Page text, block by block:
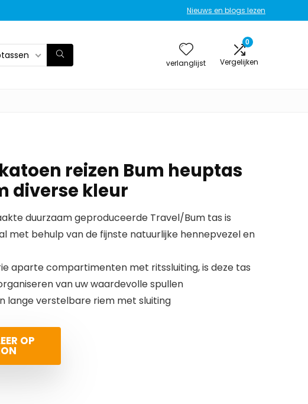
Nieuws en blogs lezen
verlanglijst
0
Vergelijken
reizen Bum heuptas
diverse kleur
duurzaam geproduceerde Travel/Bum tas is
met behulp van de fijnste natuurlijke hennepvezel en
aparte compartimenten met ritssluiting, is deze tas
van uw waardevolle spullen
lange verstelbare riem met sluiting
OP